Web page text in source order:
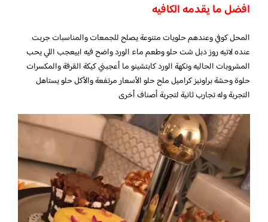
افضل ما يقدمه الكافيه
المحل كوفي وعندهم حلويات متنوعة يصلح للجمعات والمناسبات جربت
عنده لاتيه روز دبل شت حلو وطعم ماء الورد واضح فيه ابيعجب اللي يحب
المشروبات الحاليه ونكهة الورد كابتشينو ما أعجبني كيكة القرفة والمكسرات
حلوة وحشة براونيز كراميل ملح حلو الأسعار مرتفعة والأكل حلو يستاهل
التجربة وله تجارب ثانية لتجربة أصناف أخرى